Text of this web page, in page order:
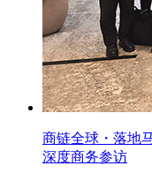
商链全球・落地
深度商务参访